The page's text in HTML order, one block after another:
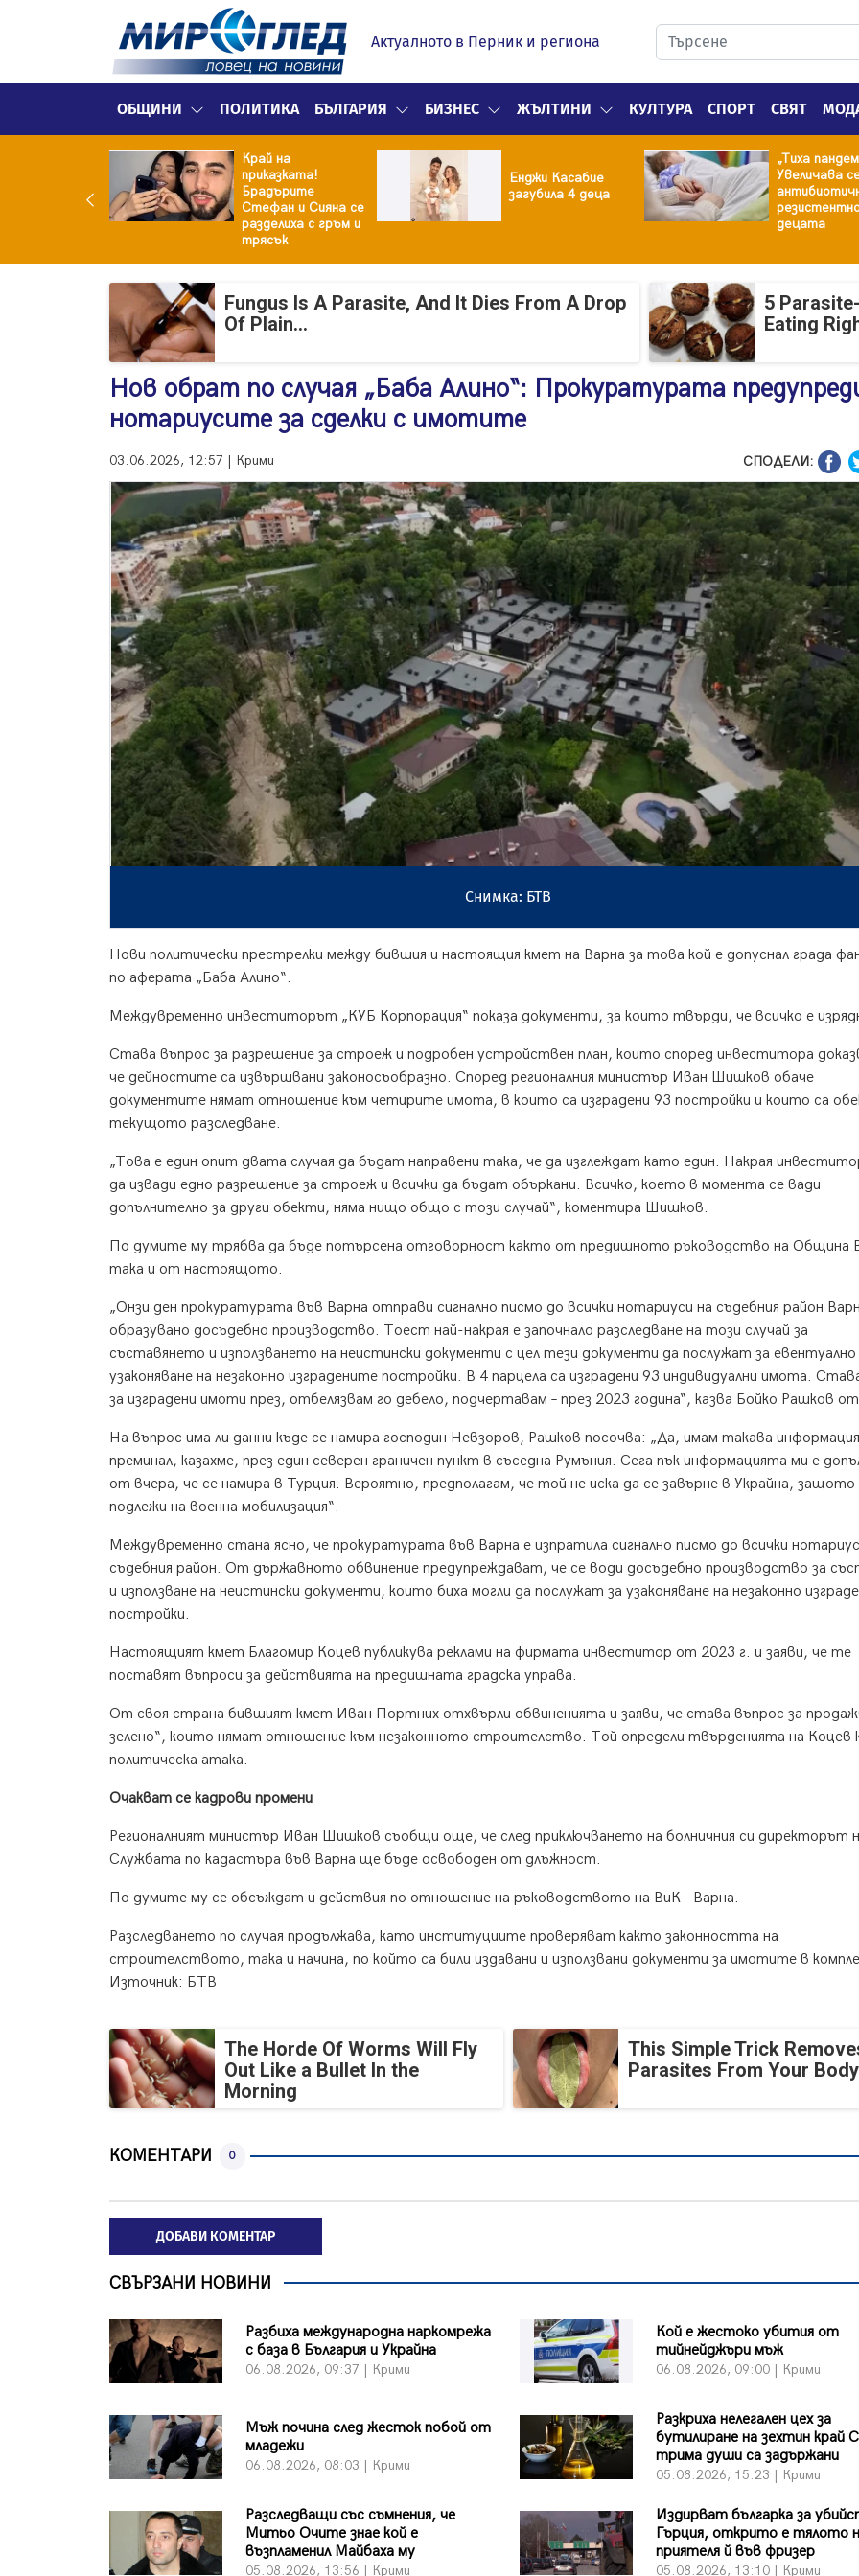
Актуалното в Перник и региона
ОБЩИНИ ПОЛИТИКА БЪЛГАРИЯ БИЗНЕС ЖЪЛТИНИ КУЛТУРА СПОРТ СВЯТ
95 000 евро
Край на
приказката!
Брадърите
Стефан и Сияна се
разделиха с гръм и
трясък
Енджи Касабие
загубила 4 деца
„Тиха
Увеличава
децата
Fungus Is A Parasite, And It Dies From A Drop
Of Plain...
5
Eating
Нов обрат по случая „Баба Алино“: Прокуратурата
нотариусите за сделки с имотите
03.06.2026, 12:57 | Крими СПОДЕЛИ:
Снимка: БТВ
Нови политически престрелки между бившия и настоящия кмет на Варна за това кой е допуснал града
по аферата „Баба Алино“.
Междувременно инвеститорът „КУБ Корпорация“ показа документи, за които твърди, че всичко е
Става въпрос за разрешение за строеж и подробен устройствен план, които според инвеститора
че дейностите са извършвани законосъобразно. Според регионалния министър Иван Шишков обаче
документите нямат отношение към четирите имота, в които са изградени 93 постройки и които са
текущото разследване.
„Това е един опит двата случая да бъдат направени така, че да изглеждат като един. Накрая
да извади едно разрешение за строеж и всички да бъдат объркани. Всичко, което в момента се вади
допълнително за други обекти, няма нищо общо с този случай“, коментира Шишков.
По думите му трябва да бъде потърсена отговорност както от предишното ръководство на Община
така и от настоящото.
„Онзи ден прокуратурата във Варна отправи сигнално писмо до всички нотариуси на съдебния район
образувано досъдебно производство. Тоест най-накрая е започнало разследване на този случай за
съставянето и използването на неистински документи с цел тези документи да послужат за евентуално
узаконяване на незаконно изградените постройки. В 4 парцела са изградени 93 индивидуални имота.
за изградени имоти през, отбелязвам го дебело, подчертавам – през 2023 година“, казва Бойко Рашков
На въпрос има ли данни къде се намира господин Невзоров, Рашков посочва: „Да, имам такава
преминал, казахме, през един северен граничен пункт в съседна Румъния. Сега пък информацията ми е
от вчера, че се намира в Турция. Вероятно, предполагам, че той не иска да се завърне в Украйна,
подлежи на военна мобилизация“.
Междувременно стана ясно, че прокуратурата във Варна е изпратила сигнално писмо до всички
съдебния район. От държавното обвинение предупреждават, че се води досъдебно производство за
и използване на неистински документи, които биха могли да послужат за узаконяване на незаконно
постройки.
Настоящият кмет Благомир Коцев публикува реклами на фирмата инвеститор от 2023 г. и заяви, че те
поставят въпроси за действията на предишната градска управа.
От своя страна бившият кмет Иван Портних отхвърли обвиненията и заяви, че става въпрос за
зелено“, които нямат отношение към незаконното строителство. Той определи твърденията на Коцев
политическа атака.
Очакват се кадрови промени
Регионалният министър Иван Шишков съобщи още, че след приключването на болничния си директорът
Службата по кадастъра във Варна ще бъде освободен от длъжност.
По думите му се обсъждат и действия по отношение на ръководството на ВиК - Варна.
Разследването по случая продължава, като институциите проверяват както законността на
строителството, така и начина, по който са били издавани и използвани документи за имотите в
Източник: БТВ
The Horde Of Worms Will Fly
Out Like a Bullet In the
Morning
This Simple Trick
Parasites From Your
КОМЕНТАРИ 0
ДОБАВИ КОМЕНТАР
СВЪРЗАНИ НОВИНИ
Разбиха международна наркомрежа
с база в България и Украйна
06.08.2026, 09:37 | Крими
Кой е жестоко убития от
тийнейджъри мъж
06.08.2026, 09:00 | Крими
Мъж почина след жесток побой от
младежи
06.08.2026, 08:03 | Крими
Разкриха нелегален цех за
бутилиране на зехтин край
трима души са задържани
05.08.2026, 15:23 | Крими
Разследващи със съмнения, че
Митьо Очите знае кой е
възпламенил Майбаха му
05.08.2026, 13:56 | Крими
Издирват българка за
Гърция, открито е тялото
приятеля й във фризер
05.08.2026, 13:10 | Крими